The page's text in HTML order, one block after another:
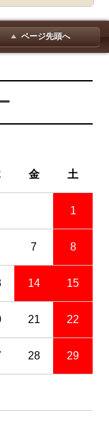
ページ先頭へ
金 土
1
7 8
14 15
21 22
28 29